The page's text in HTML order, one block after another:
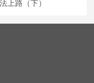
上路（下）